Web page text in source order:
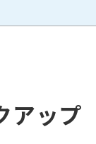
アップ